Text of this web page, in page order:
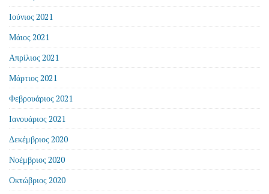
Ιούνιος 2021
Μάιος 2021
Απρίλιος 2021
Μάρτιος 2021
Φεβρουάριος 2021
Ιανουάριος 2021
Δεκέμβριος 2020
Νοέμβριος 2020
Οκτώβριος 2020